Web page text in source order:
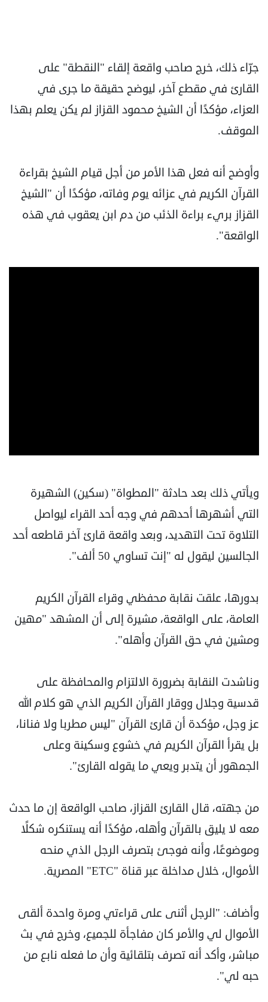
جرّاء ذلك، خرج صاحب واقعة إلقاء "النقطة" على
القارئ في مقطع آخر، ليوضح حقيقة ما جرى في
العزاء، مؤكدًا أن الشيخ محمود القزاز لم يكن يعلم بهذا
الموقف.
وأوضح أنه فعل هذا الأمر من أجل قيام الشيخ بقراءة
القرآن الكريم في عزائه يوم وفاته، مؤكدًا أن "الشيخ
القزاز بريء براءة الذئب من دم ابن يعقوب في هذه
الواقعة".
ويأتي ذلك بعد حادثة "المطواة" (سكين) الشهيرة
التي أشهرها أحدهم في وجه أحد القراء ليواصل
التلاوة تحت التهديد، وبعد واقعة قارئ آخر قاطعه أحد
الجالسين ليقول له "إنت تساوي 50 ألف".
بدورها، علقت نقابة محفظي وقراء القرآن الكريم
العامة، على الواقعة، مشيرة إلى أن المشهد "مهين
ومشين في حق القرآن وأهله".
وناشدت النقابة بضرورة الالتزام والمحافظة على
قدسية وجلال ووقار القرآن الكريم الذي هو كلام الله
عز وجل، مؤكدة أن قارئ القرآن "ليس مطربا ولا فنانا،
بل يقرأ القرآن الكريم في خشوع وسكينة وعلى
الجمهور أن يتدبر ويعي ما يقوله القارئ".
من جهته، قال القارئ القزاز، صاحب الواقعة إن ما حدث
معه لا يليق بالقرآن وأهله، مؤكدًا أنه يستنكره شكلًا
وموضوعًا، وأنه فوجئ بتصرف الرجل الذي منحه
الأموال، خلال مداخلة عبر قناة "ETC" المصرية.
وأضاف: "الرجل أثنى على قراءتي ومرة واحدة ألقى
الأموال لي والأمر كان مفاجأة للجميع، وخرج في بث
مباشر، وأكد أنه تصرف بتلقائية وأن ما فعله نابع من
حبه لي".